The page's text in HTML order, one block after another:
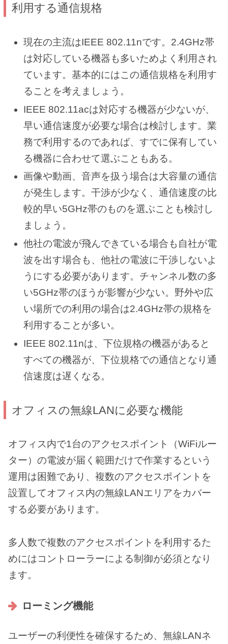
利用する通信規格
現在の主流はIEEE 802.11nです。2.4GHz帯
は対応している機器も多いためよく利用され
ています。基本的にはこの通信規格を利用す
ることを考えましょう。
IEEE 802.11acは対応する機器が少ないが、
早い通信速度が必要な場合は検討します。業
務で利用するのであれば、すでに保有してい
る機器に合わせて選ぶこともある。
画像や動画、音声を扱う場合は大容量の通信
が発生します。干渉が少なく、通信速度の比
較的早い5GHz帯のものを選ぶことも検討し
ましょう。
他社の電波が飛んできている場合も自社が電
波を出す場合も、他社の電波に干渉しないよ
うにする必要があります。チャンネル数の多
い5GHz帯のほうが影響が少ない。野外や広
い場所での利用の場合は2.4GHz帯の規格を
利用することが多い。
IEEE 802.11nは、下位規格の機器があると
すべての機器が、下位規格での通信となり通
信速度は遅くなる。
オフィスの無線LANに必要な機能
オフィス内で1台のアクセスポイント（WiFiルー
ター）の電波が届く範囲だけで作業するという
運用は困難であり、複数のアクセスポイントを
設置してオフィス内の無線LANエリアをカバー
する必要があります。
多人数で複数のアクセスポイントを利用するた
めにはコントローラーによる制御が必須となり
ます。
ローミング機能
ユーザーの利便性を確保するため、無線LANネ